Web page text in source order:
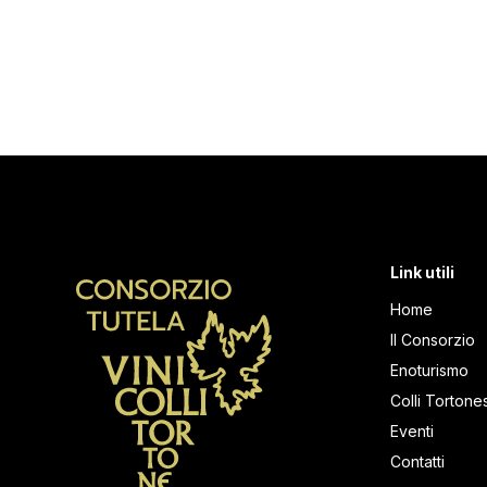
Link utili
Home
Il Consorzio
Enoturismo
Colli
Eventi
Contatti